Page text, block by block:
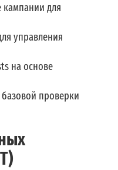
кампании для
управления
на основе
проверки